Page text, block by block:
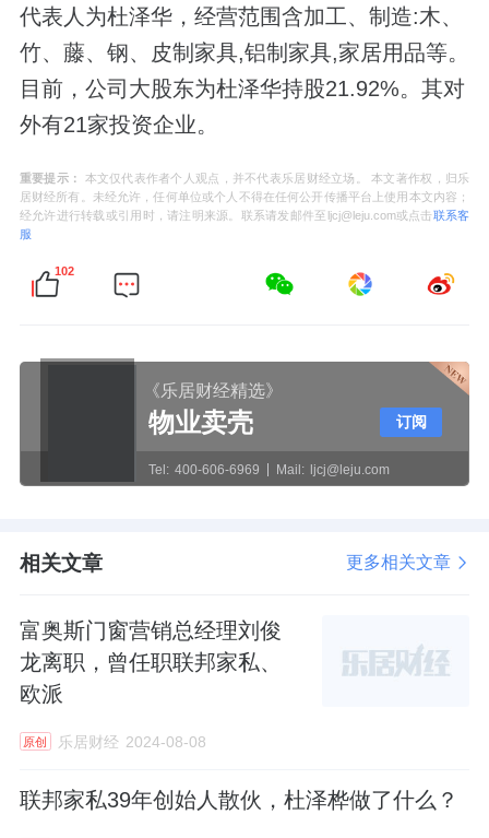
代表人为杜泽华，经营范围含加工、制造:木、
竹、藤、钢、皮制家具,铝制家具,家居用品等。
目前，公司大股东为杜泽华持股21.92%。其对
外有21家投资企业。
重要提示：
本文仅代表作者个人观点，并不代表乐居财经立场。 本文著作权，归乐
居财经所有。未经允许，任何单位或个人不得在任何公开传播平台上使用本文内容；
经允许进行转载或引用时，请注明来源。联系请发邮件至ljcj@leju.com或点击联系客
服
102
《乐居财经精选》
物业卖壳
Tel: 400-606-6969 Mail: ljcj@leju.com
订阅
相关文章 更多相关文章
富奥斯门窗营销总经理刘俊
龙离职，曾任职联邦家私、
欧派
原创 乐居财经 2024-08-08
联邦家私39年创始人散伙，杜泽桦做了什么？